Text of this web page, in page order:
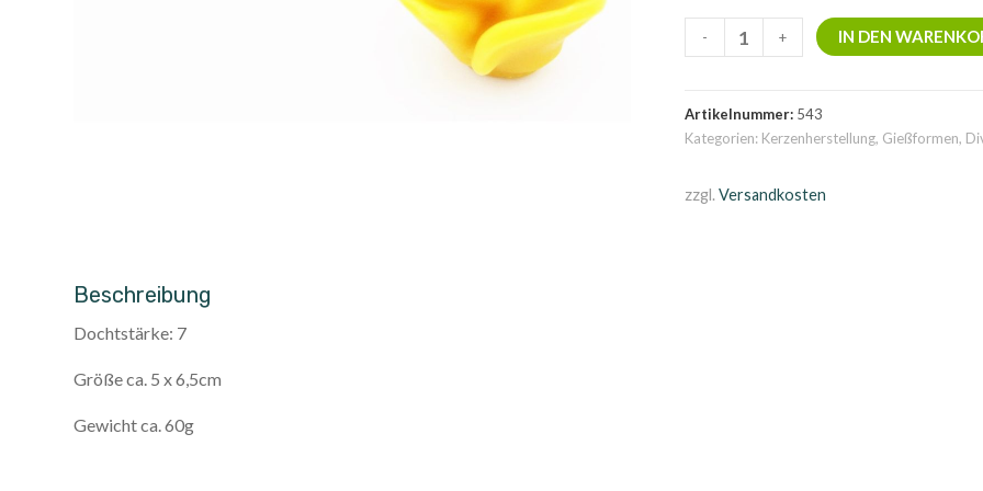
Gießform
Rose
- + IN DEN
Artikelnummer: 543
Kategorien: Kerzenherstellung, Gießformen,
zzgl. Versandkosten
Beschreibung
Dochtstärke: 7
Größe ca. 5 x 6,5cm
Gewicht ca. 60g